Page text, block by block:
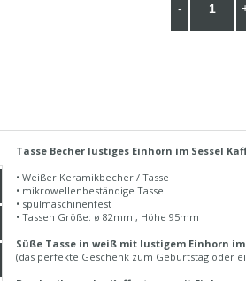
Tasse Becher lustiges Einhorn im Sessel
• Weißer Keramikbecher / Tasse
• mikrowellenbeständige Tasse
• spülmaschinenfest
• Tassen Größe: ø 82mm , Höhe 95mm
Süße Tasse in weiß mit lustigem Einhorn
(das perfekte Geschenk zum Geburtstag oder